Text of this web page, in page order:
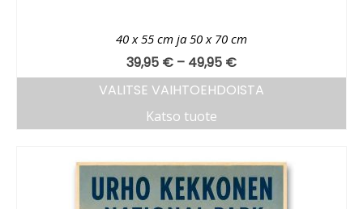
40 x 55 cm ja 50 x 70 cm
39,95 € – 49,95 €
VALITSE VAIHTOEHDOISTA
Katso tuote